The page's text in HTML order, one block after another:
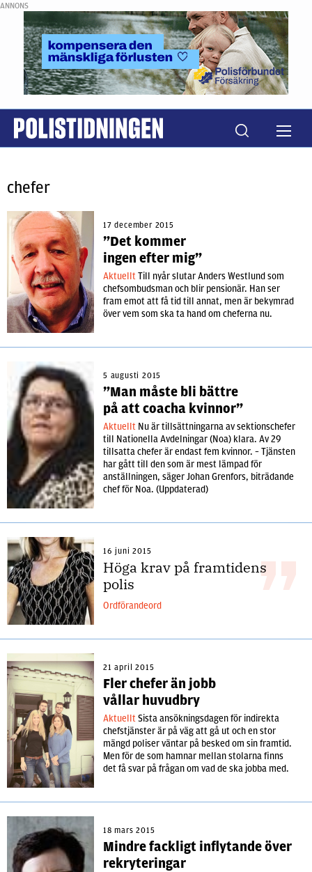
ANNONS
chefer
17 december 2015
”Det kommer
ingen efter mig”
Aktuellt Till nyår slutar Anders Westlund som
chefsombudsman och blir pensionär. Han ser
fram emot att få tid till annat, men är bekymrad
över vem som ska ta hand om cheferna nu.
5 augusti 2015
”Man måste bli bättre
på att coacha kvinnor”
Aktuellt Nu är tillsättningarna av sektionschefer
till Nationella Avdelningar (Noa) klara. Av 29
tillsatta chefer är endast fem kvinnor. – Tjänsten
har gått till den som är mest lämpad för
anställningen, säger Johan Grenfors, biträdande
chef för Noa. (Uppdaterad)
16 juni 2015
Höga krav på framtidens
polis
Ordförandeord
21 april 2015
Fler chefer än jobb
vållar huvudbry
Aktuellt Sista ansökningsdagen för indirekta
chefstjänster är på väg att gå ut och en stor
mängd poliser väntar på besked om sin framtid.
Men för de som hamnar mellan stolarna finns
det få svar på frågan om vad de ska jobba med.
18 mars 2015
Mindre fackligt inflytande över
rekryteringar